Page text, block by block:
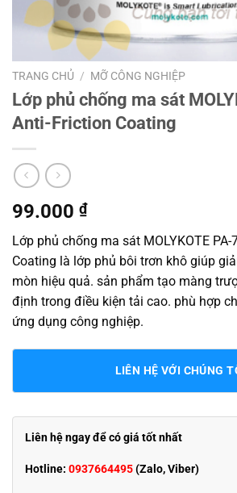
TRANG CHỦ / MỠ CÔNG NGHIỆP
Lớp phủ chống ma sát
Anti-Friction Coating
99.000 ₫
Lớp phủ chống ma sát MOLYKOTE
Coating là lớp phủ bôi trơn khô giúp
mòn hiệu quả. sản phẩm tạo màng
định trong điều kiện tải cao. phù hợp
ứng dụng công nghiệp.
LIÊN HỆ VỚI CHÚNG
Liên hệ ngay để có giá tốt nhất
Hotline: 0937664495(Zalo, Viber)